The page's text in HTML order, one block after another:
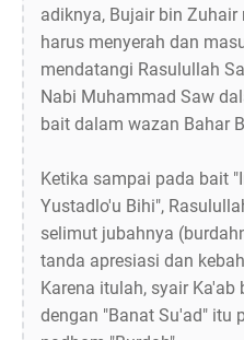
adiknya, Bujair bin
harus menyerah dan
mendatangi Rasulullah
Nabi Muhammad Saw
bait dalam wazan Bahar
Ketika sampai pada bait
Yustadlo'u Bihi",
selimut jubahnya
tanda apresiasi dan
Karena itulah, syair
dengan "Banat Su'ad" itu